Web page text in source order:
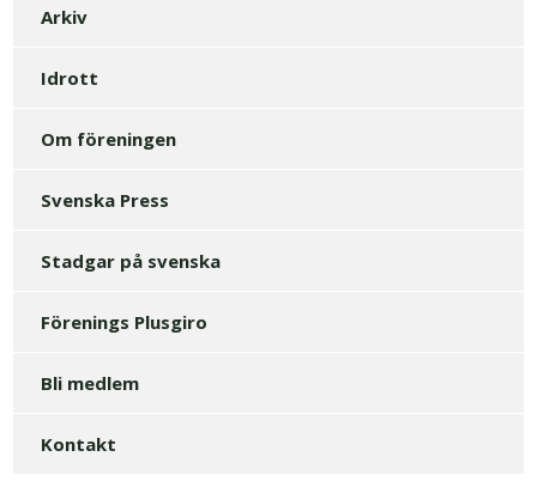
Arkiv
Idrott
Om föreningen
Svenska Press
Stadgar på svenska
Förenings Plusgiro
Bli medlem
Kontakt